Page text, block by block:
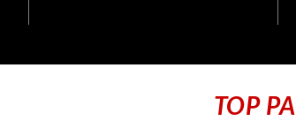
TOP